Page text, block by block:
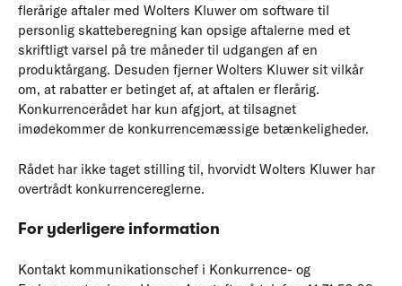
flerårige aftaler med Wolters Kluwer om software til
personlig skatteberegning kan opsige aftalerne med et
skriftligt varsel på tre måneder til udgangen af en
produktårgang. Desuden fjerner Wolters Kluwer sit vilkår
om, at rabatter er betinget af, at aftalen er flerårig.
Konkurrencerådet har kun afgjort, at tilsagnet
imødekommer de konkurrencemæssige betænkeligheder.
Rådet har ikke taget stilling til, hvorvidt Wolters Kluwer har
overtrådt konkurrencereglerne.
For yderligere information
Kontakt kommunikationschef i Konkurrence- og